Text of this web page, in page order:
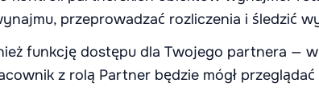
przeprowadzać rozliczenia i śledzić
funkcję dostępu dla Twojego partnera —
z rolą Partner będzie mógł